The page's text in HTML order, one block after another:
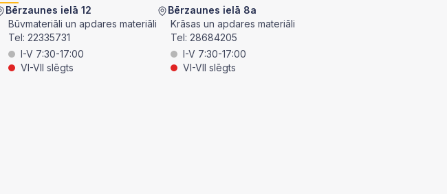
Bērzaunes ielā 12
Būvmateriāli un apdares materiāli
Tel: 22335731
I-V 7:30-17:00
VI-VII slēgts
Bērzaunes ielā 8a
Krāsas un apdares materiāli
Tel: 28684205
I-V 7:30-17:00
VI-VII slēgts